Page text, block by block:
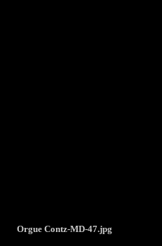
Orgue Contz-MD-47.jpg